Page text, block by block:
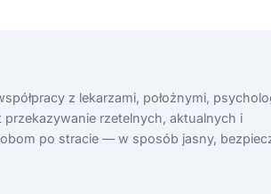
z lekarzami, położnymi,
przekazywanie rzetelnych, aktualnych i
po stracie — w sposób jasny,